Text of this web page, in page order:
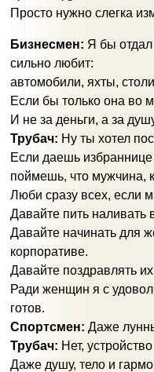
Просто нужно слегка
Бизнесмен: Я бы
сильно любит:
автомобили, яхты,
Если бы только она во
И не за деньги, а за
Трубач: Ну ты хотел
Если даешь избраннице
поймешь, что мужчина,
Люби сразу всех, если
Давайте пить наливать
Давайте начинать для
корпоративе.
Давайте поздравлять
Ради женщин я с
готов.
Спортсмен: Даже
Трубач: Нет,
Даже душу, тело и